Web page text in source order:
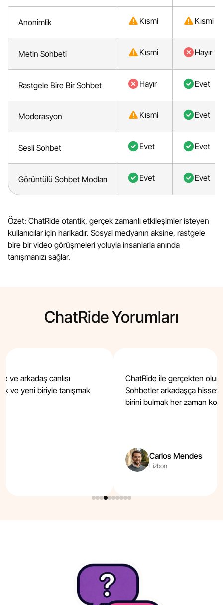
Anonimlik Kısmi Kısmi
Metin Sohbeti Kısmi Hayır
Rastgele Bire Bir Sohbet Hayır Evet
Moderasyon Kısmi Evet
Sesli Sohbet Evet Evet
Görüntülü Sohbet Modları Evet Evet
Özet: ChatRide otantik, gerçek zamanlı etkileşimler isteyen
kullanıcılar için harikadır. Sosyal medyanın aksine, rastgele
bire bir video görüşmeleri yoluyla insanlarla anında
tanışmanızı sağlar.
ChatRide Yorumları
ve arkadaş canlısı
ve yeni biriyle tanışmak
ChatRide ile gerçekten
Sohbetler arkadaşça
birini bulmak her zaman
Carlos Mendes
Lizbon